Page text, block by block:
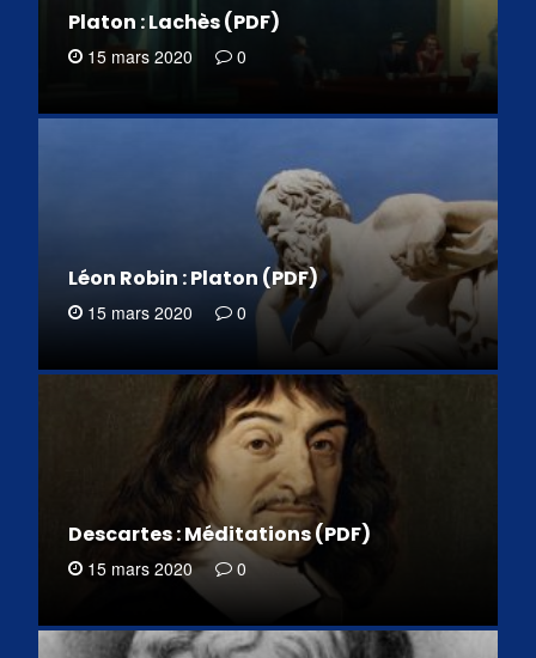
Platon : Lachès (PDF)
15 mars 2020 0
Léon Robin : Platon (PDF)
15 mars 2020 0
Descartes : Méditations (PDF)
15 mars 2020 0